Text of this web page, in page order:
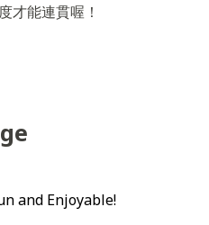
才能連貫喔！
and Enjoyable!